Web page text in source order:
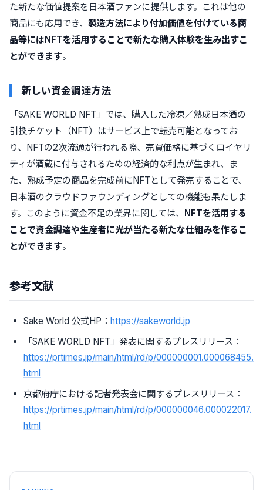
た新たな価値提案を日本酒ファンに提供します。これは他の
商品にも応用でき、 製造方法により付加価値を付けている商
品等にはNFTを活用することで新たな購入体験を生み出すこ
とができます。
新しい資金調達方法
「SAKE WORLD NFT」では、購入した冷凍／熟成日本酒の
引換チケット（NFT）はサービス上で転売可能となってお
り、NFTの2次流通が行われる際、売買価格に基づくロイヤリ
ティが酒蔵に付与されるための経済的な利点が生まれ、ま
た、熟成予定の商品を完成前にNFTとして発売することで、
日本酒のクラウドファウンディングとしての機能も果たしま
す。このように資金不足の業界に関しては、 NFTを活用する
ことで資金調達や生産者に光が当たる新たな仕組みを作るこ
とができます。
参考文献
Sake World 公式HP： https://sakeworld.jp
「SAKE WORLD NFT」発表に関するプレスリリース：
https://prtimes.jp/main/html/rd/p/000000001.000068455.
html
京都府庁における記者発表会に関するプレスリリース：
https://prtimes.jp/main/html/rd/p/000000046.000022017.
html